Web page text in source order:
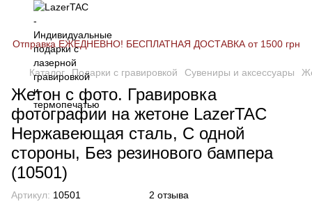
Отправка ЕЖЕДНЕВНО! БЕСПЛАТНАЯ ДОСТАВКА от 1500 грн
Каталог Подарки с гравировкой Сувениры и аксессуары
Жетон с фото. Гравировка
фотографии на жетоне LazerTAC
Нержавеющая сталь, С одной
стороны, Без резинового бампера
(10501)
Артикул: 10501 2 отзыва